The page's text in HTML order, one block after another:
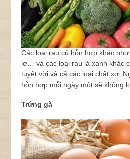
Các loại rau củ hỗn hợp khác
lơ… và các loại rau lá xanh khác
tuyệt vời và cả các loại chất xơ.
hỗn hợp mỗi ngày một sẽ không
Trứng gà